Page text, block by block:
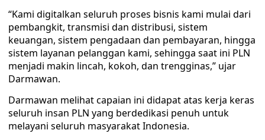
“Kami digitalkan seluruh proses bisnis kami mulai dari
pembangkit, transmisi dan distribusi, sistem
keuangan, sistem pengadaan dan pembayaran, hingga
sistem layanan pelanggan kami, sehingga saat ini PLN
menjadi makin lincah, kokoh, dan trengginas,” ujar
Darmawan.
Darmawan melihat capaian ini didapat atas kerja keras
seluruh insan PLN yang berdedikasi penuh untuk
melayani seluruh masyarakat Indonesia.